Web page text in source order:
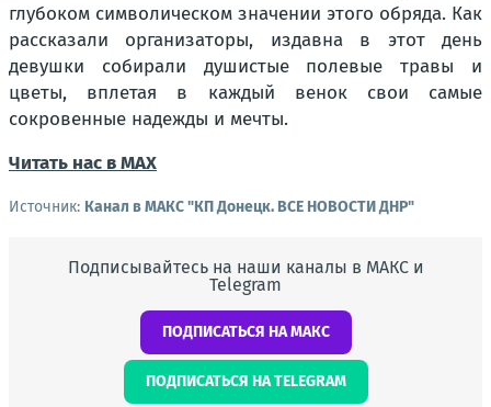
глубоком символическом значении этого обряда. Как
рассказали организаторы, издавна в этот день
девушки собирали душистые полевые травы и
цветы, вплетая в каждый венок свои самые
сокровенные надежды и мечты.
Читать нас в МАХ
Источник: Канал в МАКС "КП Донeцк. ВСЕ НОВОСТИ ДНР"
Подписывайтесь на наши каналы в МАКС и
Telegram
ПОДПИСАТЬСЯ НА МАКС
ПОДПИСАТЬСЯ НА TELEGRAM